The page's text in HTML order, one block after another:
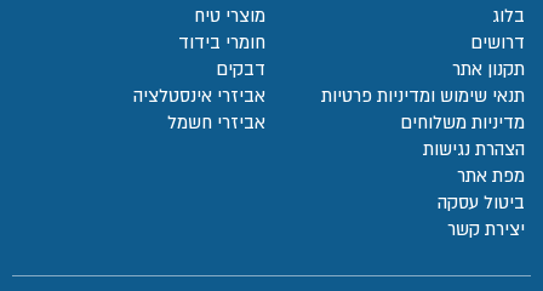
בלוג
דרושים
תקנון אתר
תנאי שימוש ומדיניות פרטיות
מדיניות משלוחים
הצהרת נגישות
מפת אתר
ביטול עסקה
יצירת קשר
מוצרי טיח
חומרי בידוד
דבקים
אביזרי אינסטלציה
אביזרי חשמל